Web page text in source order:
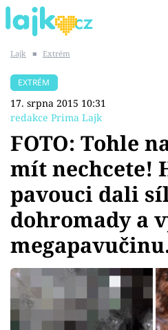
SHOPAHOLICADEL
Témata
Showbyznys
Youtubeři
Virály
Sex a vztahy
Lajk ■ Extrém
EXTRÉM
17. srpna 2015 10:31
redakce Prima Lajk
FOTO: Tohle
mít nechcete!
pavouci dali
dohromady a